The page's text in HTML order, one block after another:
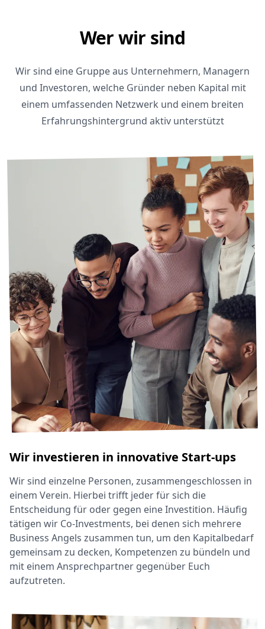
Wir freuen uns auf euch!
Wer wir sind
Wir sind eine Gruppe aus Unternehmern, Managern
und Investoren, welche Gründer neben Kapital mit
einem umfassenden Netzwerk und einem breiten
Erfahrungshintergrund aktiv unterstützt
Wir investieren in innovative Start-ups
Wir sind einzelne Personen, zusammengeschlossen in
einem Verein. Hierbei trifft jeder für sich die
Entscheidung für oder gegen eine Investition. Häufig
tätigen wir Co-Investments, bei denen sich mehrere
Business Angels zusammen tun, um den Kapitalbedarf
gemeinsam zu decken, Kompetenzen zu bündeln und
mit einem Ansprechpartner gegenüber Euch
aufzutreten.